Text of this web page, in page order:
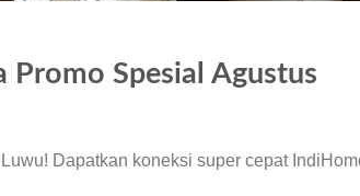
Spesial Agustus
Dapatkan koneksi super cepat